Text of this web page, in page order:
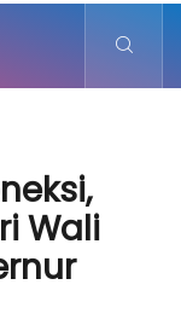
Wali